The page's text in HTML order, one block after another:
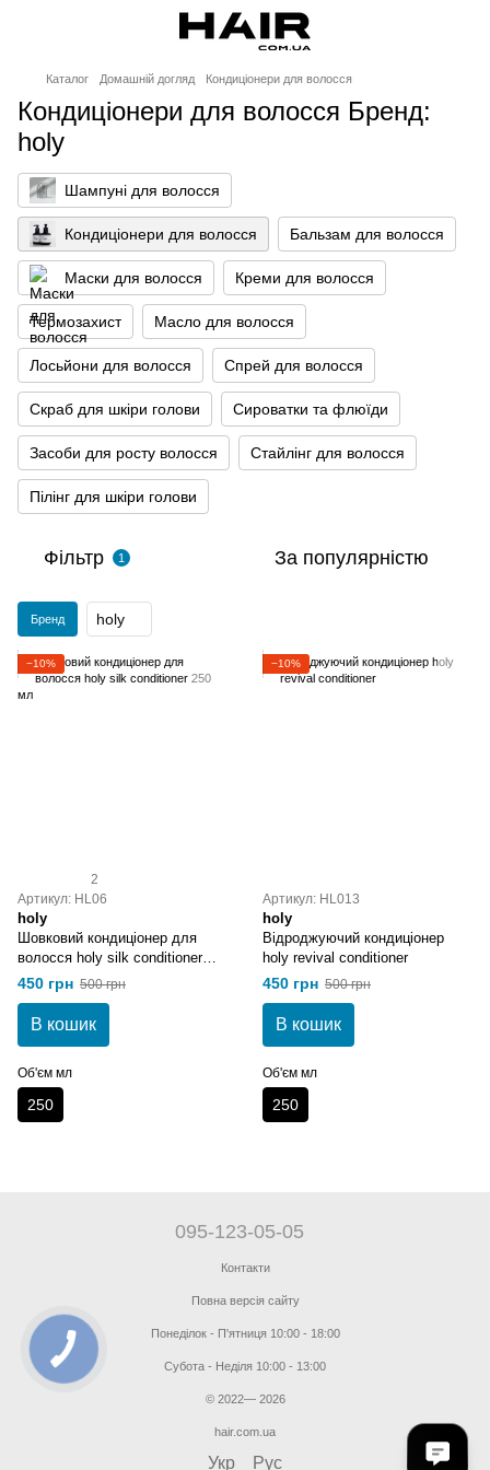
Каталог Домашній догляд Кондиціонери для волосся
Кондиціонери для волосся Бренд:
holy
Шампуні для волосся
Кондиціонери для волосся Бальзам для волосся
Маски для волосся Креми для волосся
Термозахист Масло для волосся
Лосьйони для волосся Спрей для волосся
Скраб для шкіри голови Сироватки та флюїди
Засоби для росту волосся Стайлінг для волосся
Пілінг для шкіри голови
Фільтр 1 За популярністю
Бренд holy
−10%
2
Артикул: HL06
holy
Шовковий кондиціонер для
волосся holy silk conditioner
250 мл
450 грн 500 грн
В кошик
Об'єм мл
250
−10%
Артикул: HL013
holy
Відроджуючий кондиціонер
holy revival conditioner
450 грн 500 грн
В кошик
Об'єм мл
250
095-123-05-05
Контакти
Повна версія сайту
Понеділок - П'ятниця 10:00 - 18:00
Субота - Неділя 10:00 - 13:00
© 2022— 2026
hair.com.ua
Укр Рус